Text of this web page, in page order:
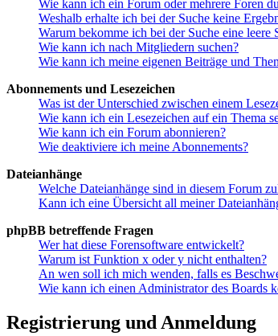
Wie kann ich ein Forum oder mehrere Foren
Weshalb erhalte ich bei der Suche keine
Warum bekomme ich bei der Suche eine leere
Wie kann ich nach Mitgliedern suchen?
Wie kann ich meine eigenen Beiträge und
Abonnements und Lesezeichen
Was ist der Unterschied zwischen einem
Wie kann ich ein Lesezeichen auf ein Thema
Wie kann ich ein Forum abonnieren?
Wie deaktiviere ich meine Abonnements?
Dateianhänge
Welche Dateianhänge sind in diesem Forum
Kann ich eine Übersicht all meiner
phpBB betreffende Fragen
Wer hat diese Forensoftware entwickelt?
Warum ist Funktion x oder y nicht enthalten?
An wen soll ich mich wenden, falls es
Wie kann ich einen Administrator des Boards
Registrierung und Anmeldung